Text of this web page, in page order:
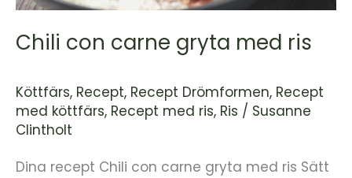
Chili con carne gryta med ris
Köttfärs, Recept, Recept Drömformen, Recept
med köttfärs, Recept med ris, Ris / Susanne
Clintholt
Dina recept Chili con carne gryta med ris Sätt